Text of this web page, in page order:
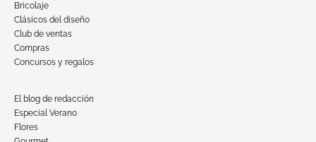
Bricolaje
Clásicos del diseño
Club de ventas
Compras
Concursos y regalos
El blog de redacción
Especial Verano
Flores